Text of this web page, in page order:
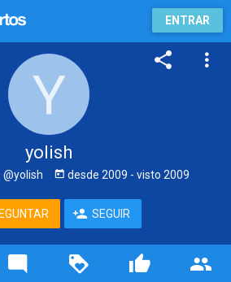
ENTRAR
yolish
@yolish desde 2009 - visto 2009
SEGUIR